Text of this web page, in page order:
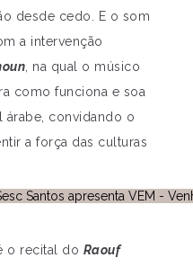
desde cedo. E o som
a intervenção
, na qual o músico
como funciona e soa
árabe, convidando o
a força das culturas
o recital do Raouf